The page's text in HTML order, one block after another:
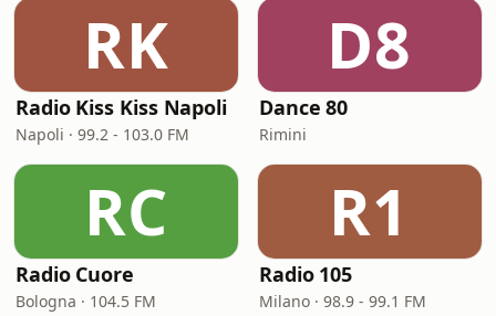
RK
Radio Kiss Kiss Napoli
Napoli · 99.2 - 103.0 FM
D8
Dance 80
Rimini
RC
Radio Cuore
Bologna · 104.5 FM
R1
Radio 105
Milano · 98.9 - 99.1 FM